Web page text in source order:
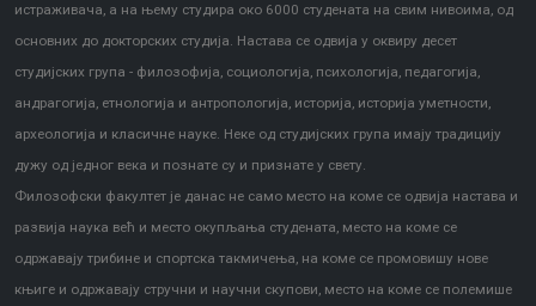
истраживача, а на њему студира око 6000 студената на свим нивоима, од
основних до докторских студија. Настава се одвија у оквиру десет
студијских група - филозофија, социологија, психологија, педагогија,
андрагогија, етнологија и антропологија, историја, историја уметности,
археологија и класичне науке. Неке од студијских група имају традицију
дужу од једног века и познате су и признате у свету.
Филозофски факултет је данас не само место на коме се одвија настава и
развија наука већ и место окупљања студената, место на коме се
одржавају трибине и спортска такмичења, на коме се промовишу нове
књиге и одржавају стручни и научни скупови, место на коме се полемише